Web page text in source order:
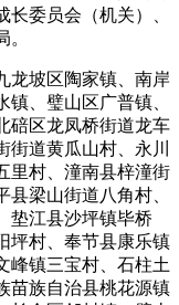
委员会（机关）、
坡区陶家镇、南岸
、璧山区广普镇、
碚区龙凤桥街道龙车
道黄瓜山村、永川
里村、潼南县梓潼街
梁山街道八角村、
垫江县沙坪镇毕桥
坪村、奉节县康乐镇
峰镇三宝村、石柱土
苗族自治县桃花源镇